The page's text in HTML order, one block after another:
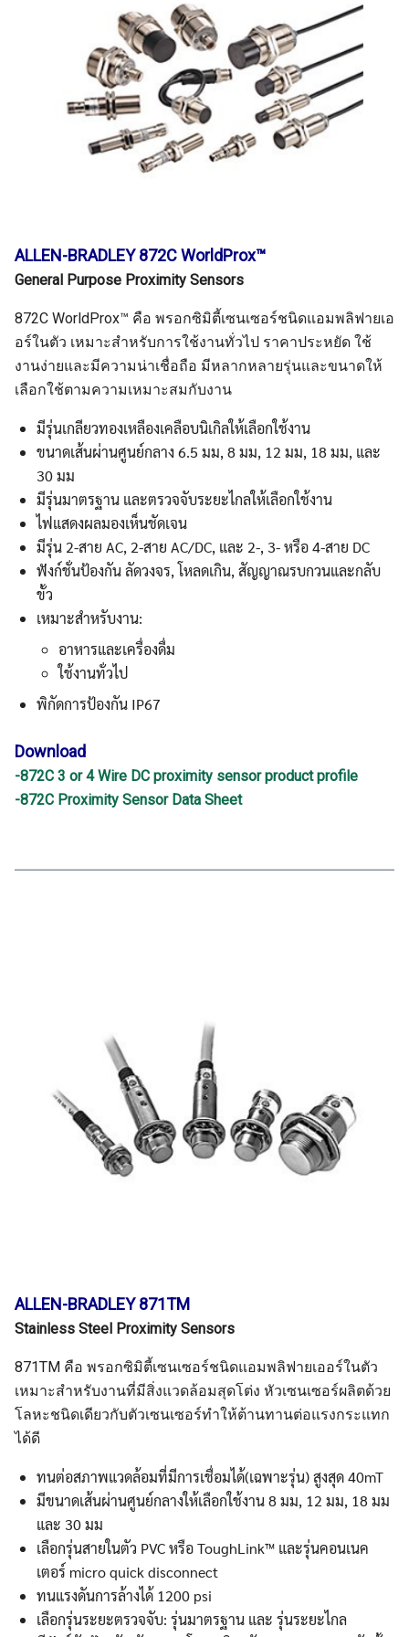
ALLEN-BRADLEY 872C WorldProx™
General Purpose Proximity Sensors
872C WorldProx™ คือ พรอกซิมิตี้เซนเซอร์ชนิดแอมพลิฟายเอ
อร์ในตัว เหมาะสำหรับการใช้งานทั่วไป ราคาประหยัด ใช้
งานง่ายและมีความน่าเชื่อถือ มีหลากหลายรุ่นและขนาดให้
เลือกใช้ตามความเหมาะสมกับงาน
มีรุ่นเกลียวทองเหลืองเคลือบนิเกิลให้เลือกใช้งาน
ขนาดเส้นผ่านศูนย์กลาง 6.5 มม, 8 มม, 12 มม, 18 มม, และ
30 มม
มีรุ่นมาตรฐาน และตรวจจับระยะไกลให้เลือกใช้งาน
ไฟแสดงผลมองเห็นชัดเจน
มีรุ่น 2-สาย AC, 2-สาย AC/DC, และ 2-, 3- หรือ 4-สาย DC
ฟังก์ชั่นป้องกัน ลัดวงจร, โหลดเกิน, สัญญาณรบกวนและกลับ
ขั้ว
เหมาะสำหรับงาน:
อาหารและเครื่องดื่ม
ใช้งานทั่วไป
พิกัดการป้องกัน IP67
Download
-872C 3 or 4 Wire DC proximity sensor product profile
-872C Proximity Sensor Data Sheet
ALLEN-BRADLEY 871TM
Stainless Steel Proximity Sensors
871TM คือ พรอกซิมิตี้เซนเซอร์ชนิดแอมพลิฟายเออร์ในตัว
เหมาะสำหรับงานที่มีสิ่งแวดล้อมสุดโต่ง หัวเซนเซอร์ผลิตด้วย
โลหะชนิดเดียวกับตัวเซนเซอร์ทำให้ต้านทานต่อแรงกระแทก
ได้ดี
ทนต่อสภาพแวดล้อมที่มีการเชื่อมได้(เฉพาะรุ่น) สูงสุด 40mT
มีขนาดเส้นผ่านศูนย์กลางให้เลือกใช้งาน 8 มม, 12 มม, 18 มม
และ 30 มม
เลือกรุ่นสายในตัว PVC หรือ ToughLink™ และรุ่นคอนเนค
เตอร์ micro quick disconnect
ทนแรงดันการล้างได้ 1200 psi
เลือกรุ่นระยะตรวจจับ: รุ่นมาตรฐาน และ รุ่นระยะไกล